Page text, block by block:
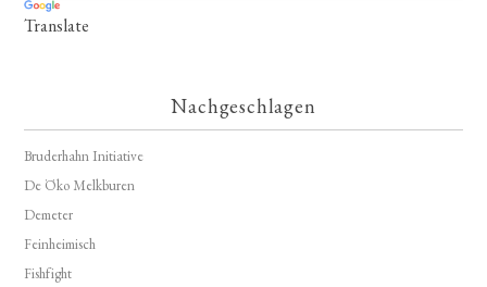
Translate
Nachgeschlagen
Bruderhahn Initiative
De Öko Melkburen
Demeter
Feinheimisch
Fishfight